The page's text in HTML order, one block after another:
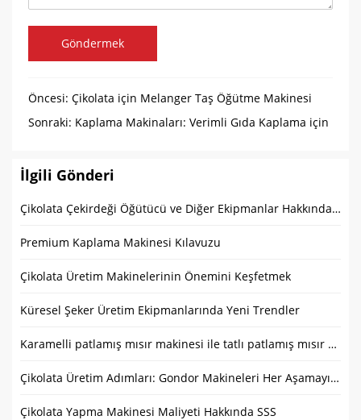
Göndermek
Öncesi: Çikolata için Melanger Taş Öğütme Makinesi
Hakkında SSS
Sonraki: Kaplama Makinaları: Verimli Gıda Kaplama için
İlgili Gönderi
Çikolata Çekirdeği Öğütücü ve Diğer Ekipmanlar Hakkında SSS
Premium Kaplama Makinesi Kılavuzu
Çikolata Üretim Makinelerinin Önemini Keşfetmek
Küresel Şeker Üretim Ekipmanlarında Yeni Trendler
Karamelli patlamış mısır makinesi ile tatlı patlamış mısır nasıl yapılır?
Çikolata Üretim Adımları: Gondor Makineleri Her Aşamayı Nasıl Geliştiriyor?
Çikolata Yapma Makinesi Maliyeti Hakkında SSS